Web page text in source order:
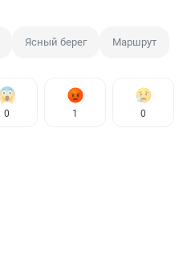
Ясный берег Маршрут
0 1 0